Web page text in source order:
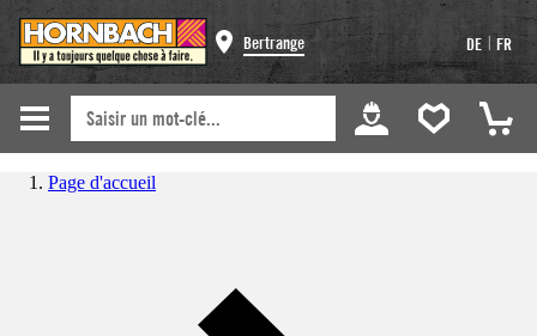
Bertrange DE | FR
Page d'accueil